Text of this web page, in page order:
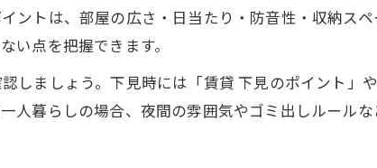
ントは、部屋の広さ・日当たり・防音性・収納ス
い点を把握できます。
ましょう。下見時には「賃貸 下見のポイント」
人暮らしの場合、夜間の雰囲気やゴミ出しルール